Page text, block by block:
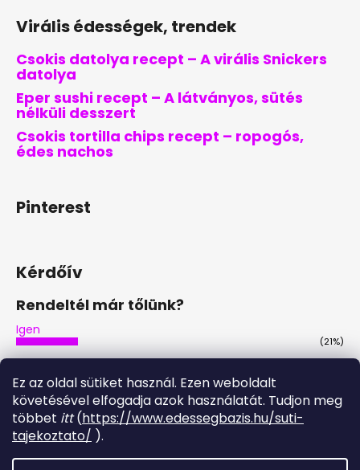
Ez az oldal sütiket használ. Ezen weboldalt
követésével elfogadja azok használatát. Tudjon meg
többet itt(https://www.edessegbazis.hu/suti-
tajekoztato/ ).
Virális édességek, trendek
Csokis datolya recept – A virális Snickers
datolya
Eper sushi recept – A látványos, sütés
nélküli desszert
Csokis tortilla chips recept – ropogós,
édes nachos
Pinterest
Kérdőív
Rendeltél már tőlünk?
Igen
(21%)
Nem
Nem, de tervezem
(29%)
Igen, többször is